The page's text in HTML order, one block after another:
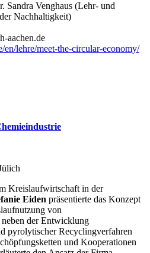
Sandra Venghaus (Lehr- und
Nachhaltigkeit)
aachen.de
lehre/meet-the-circular-economy/
Kreislaufwirtschaft in der
Eiden präsentierte das Konzept
von
der Entwicklung
pyrolytischer Recyclingverfahren
und Kooperationen